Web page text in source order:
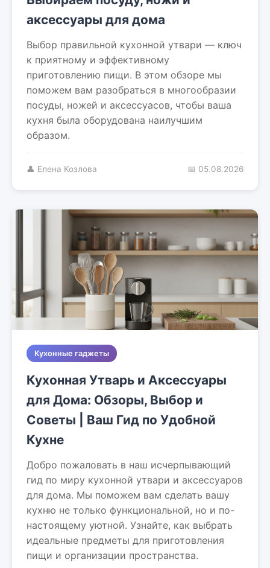
аксессуары для дома
Выбор правильной кухонной утвари — ключ
к приятному и эффективному
приготовлению пищи. В этом обзоре мы
поможем вам разобраться в многообразии
посуды, ножей и аксессуасов, чтобы ваша
кухня была оборудована наилучшим
образом.
👤 Елена Козлова 📅 05.08.2026
Кухонные гаджеты
Кухонная Утварь и Аксессуары
для Дома: Обзоры, Выбор и
Советы | Ваш Гид по Удобной
Кухне
Добро пожаловать в наш исчерпывающий
гид по миру кухонной утвари и аксессуаров
для дома. Мы поможем вам сделать вашу
кухню не только функциональной, но и по-
настоящему уютной. Узнайте, как выбрать
идеальные предметы для приготовления
пищи и организации пространства.